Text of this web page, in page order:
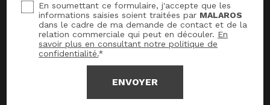
En soumettant ce formulaire, j'accepte que les
informations saisies soient traitées par MALAROS
dans le cadre de ma demande de contact et de la
relation commerciale qui peut en découler. En
savoir plus en consultant notre politique de
confidentialité.*